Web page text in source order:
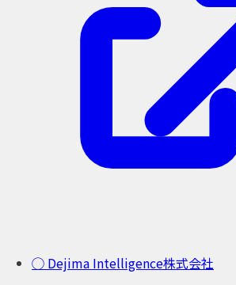
◯ Dejima Intelligence株式会社